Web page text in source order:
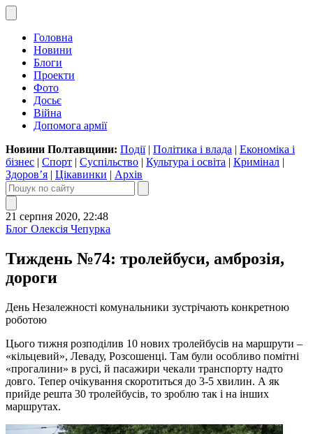
Головна
Новини
Блоги
Проекти
Фото
Досьє
Війна
Допомога армії
Новини Полтавщини: Події| Політика і влада | Економіка і
бізнес | Спорт | Суспільство | Культура і освіта | Кримінал |
Здоров’я | Цікавинки | Архів
21 серпня 2020, 22:48
Блог Олексія Чепурка
Тиждень №74: тролейбуси, амброзія,
дороги
День Незалежності комунальники зустрічають конкретною
роботою
Цього тижня розподілив 10 нових тролейбусів на маршрути –
«кільцевий», Леваду, Розсошенці. Там були особливо помітні
«прогалини» в русі, й пасажири чекали транспорту надто
довго. Тепер очікування скоротиться до 3-5 хвилин. А як
прийде решта 30 тролейбусів, то зроблю так і на інших
маршрутах.